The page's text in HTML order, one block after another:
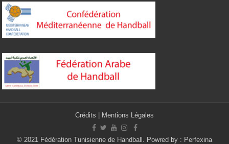
Crédits Mentions Légales
© 2021 Fédération Tunisienne de Handball. Powred by : Perfexina